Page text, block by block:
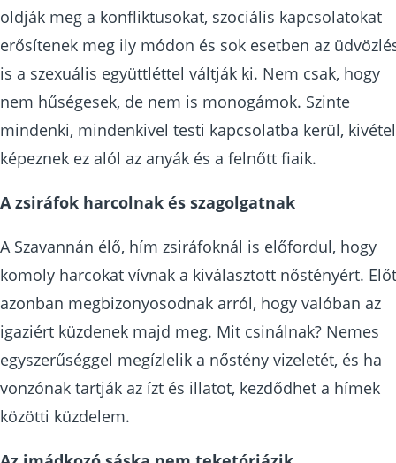
oldják meg a konfliktusokat, szociális kapcsolatokat
erősítenek meg ily módon és sok esetben az
is a szexuális együttléttel váltják ki. Nem csak, hogy
nem hűségesek, de nem is monogámok. Szinte
mindenki, mindenkivel testi kapcsolatba kerül,
képeznek ez alól az anyák és a felnőtt fiaik.
A zsiráfok harcolnak és szagolgatnak
A Szavannán élő, hím zsiráfoknál is előfordul, hogy
komoly harcokat vívnak a kiválasztott nőstényért.
azonban megbizonyosodnak arról, hogy valóban az
igaziért küzdenek majd meg. Mit csinálnak? Nemes
egyszerűséggel megízlelik a nőstény vizeletét, és ha
vonzónak tartják az ízt és illatot, kezdődhet a hímek
közötti küzdelem.